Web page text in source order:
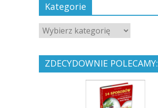
Kategorie
ZDECYDOWNIE POLECAMY: